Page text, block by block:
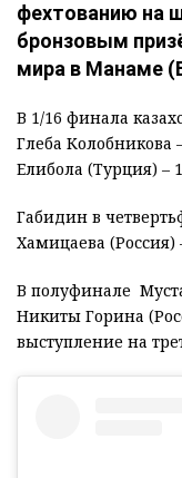
фехтованию на
бронзовым
мира в Манаме
В 1/16 финала
Глеба Колобникова
Елибола (Турция) –
Габидин в
Хамицаева (Россия)
В полуфинале
Никиты Горина
выступление на